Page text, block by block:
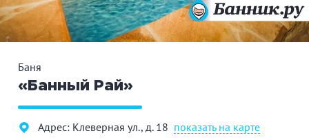
Баня
«Банный Рай»
Адрес: Клеверная ул., д. 18 показать на карте